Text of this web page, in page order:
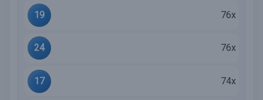
19 76x
24 76x
17 74x